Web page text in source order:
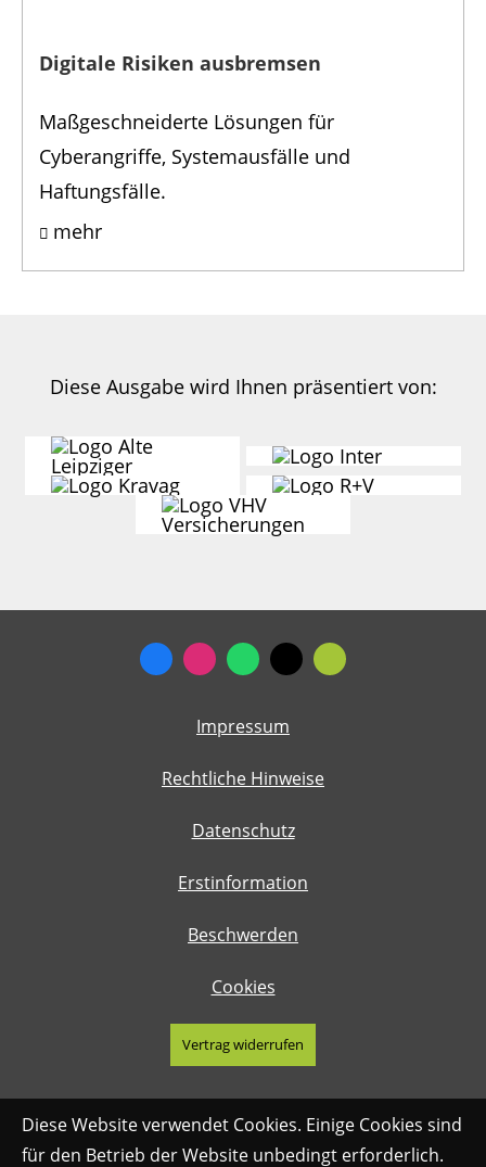
Digitale Risiken ausbremsen
Maßgeschneiderte Lösungen für
Cyberangriffe, Systemausfälle und
Haftungsfälle.
mehr
Diese Ausgabe wird Ihnen präsentiert von:
Impressum
Rechtliche Hinweise
Datenschutz
Erstinformation
Beschwerden
Cookies
Vertrag widerrufen
Diese Website verwendet Cookies. Einige Cookies sind
für den Betrieb der Website unbedingt erforderlich.